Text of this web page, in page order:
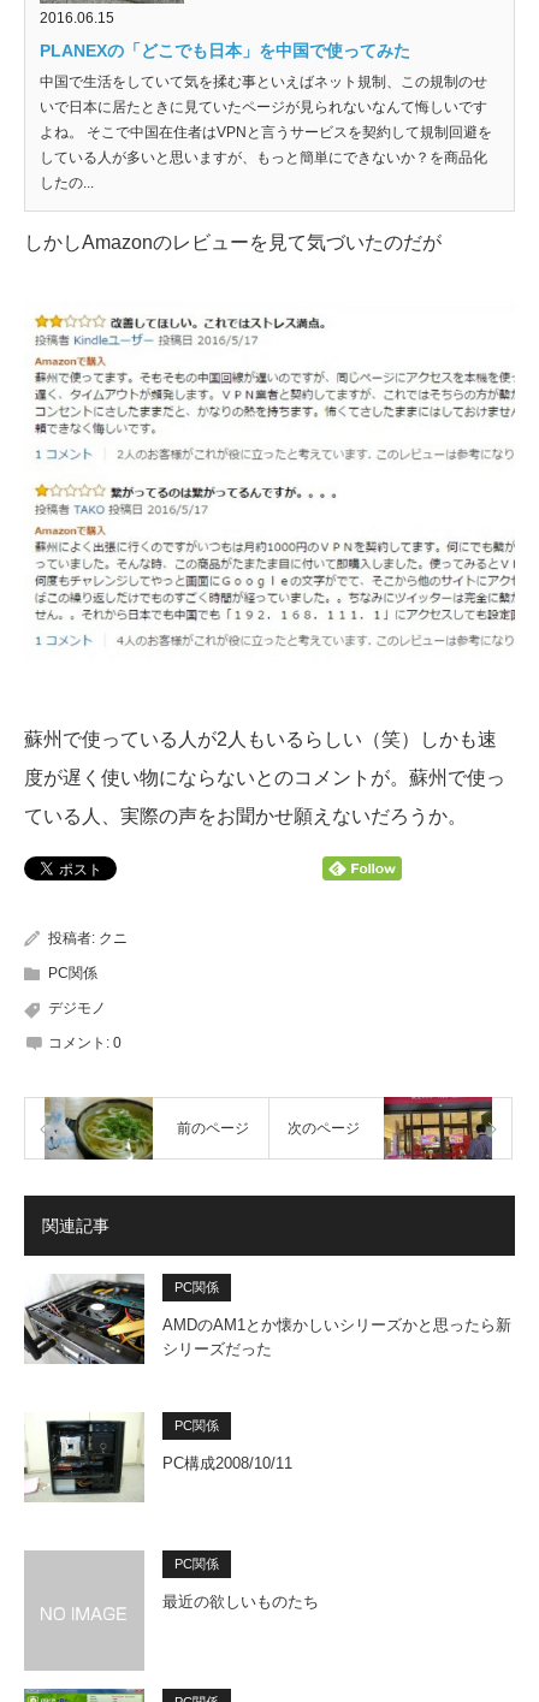
2016.06.15
PLANEXの「どこでも日本」を中国で使ってみた
中国で生活をしていて気を揉む事といえばネット規制、この規制のせ
いで日本に居たときに見ていたページが見られないなんて悔しいです
よね。 そこで中国在住者はVPNと言うサービスを契約して規制回避を
している人が多いと思いますが、もっと簡単にできないか？を商品化
したの...
しかしAmazonのレビューを見て気づいたのだが
蘇州で使っている人が2人もいるらしい（笑）しかも速
度が遅く使い物にならないとのコメントが。蘇州で使っ
ている人、実際の声をお聞かせ願えないだろうか。
投稿者: クニ
PC関係
デジモノ
コメント: 0
前のページ 次のページ
関連記事
PC関係
AMDのAM1とか懐かしいシリーズかと思ったら新
シリーズだった
PC関係
PC構成2008/10/11
PC関係
最近の欲しいものたち